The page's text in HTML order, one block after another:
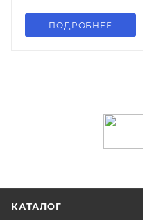
ПОДРОБНЕЕ
КАТАЛОГ